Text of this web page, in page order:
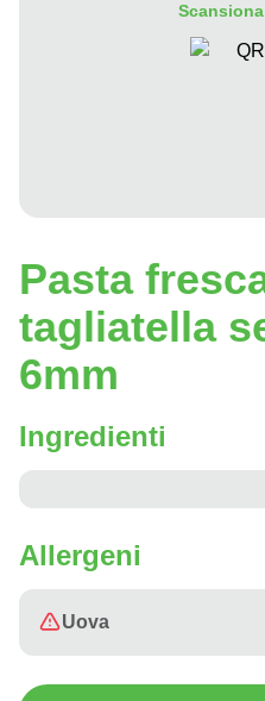
Pasta
tagliatella
6mm
Ingredienti
Allergeni
Uova